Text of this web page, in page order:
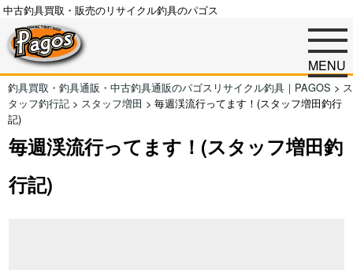
中古釣具買取・販売のリサイクル釣具のパゴス
MENU
釣具買取・釣具通販・中古釣具通販のパゴスリサイクル釣具｜PAGOS > ス
タッフ釣行記 > スタッフ増田 > 毎週渓流行ってます！(スタッフ増田釣行
記)
毎週渓流行ってます！(スタッフ増田釣
行記)